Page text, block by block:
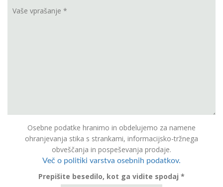
Osebne podatke hranimo in obdelujemo za namene
ohranjevanja stika s strankami, informacijsko-tržnega
obveščanja in pospeševanja prodaje.
Več o politiki varstva osebnih podatkov.
Prepišite besedilo, kot ga vidite spodaj *